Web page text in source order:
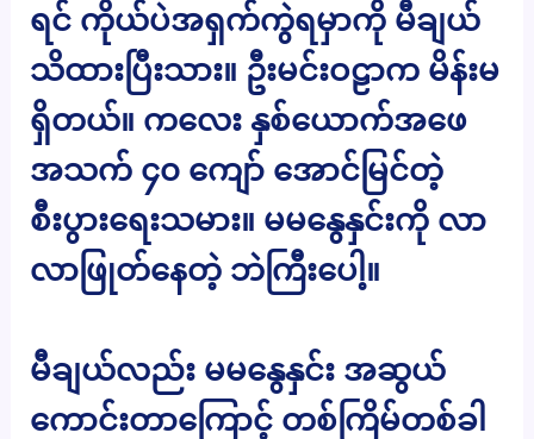
ရင် ကိုယ်ပဲအရှက်ကွဲရမှာကို မီချယ်
သိထားပြီးသား။ ဦးမင်းဝဠာက မိန်းမ
ရှိတယ်။ ကလေး နှစ်ယောက်အဖေ
အသက် ၄၀ ကျော် အောင်မြင်တဲ့
စီးပွားရေးသမား။ မမနွေနှင်းကို လာ
လာဖြုတ်နေတဲ့ ဘဲကြီးပေါ့။
မီချယ်လည်း မမနွေနှင်း အဆွယ်
ကောင်းတာကြောင့် တစ်ကြိမ်တစ်ခါ